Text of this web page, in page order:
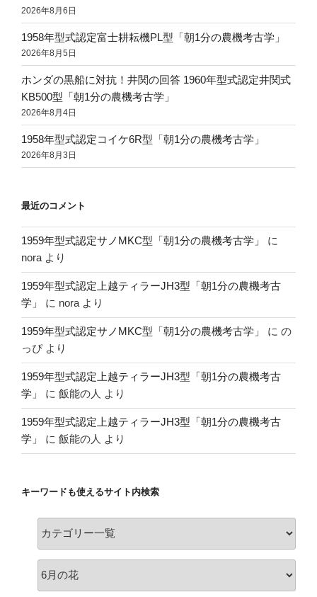
2026年8月6日
1958年型式認定富士耕耘機PL型「朝1分の農機考古学」
2026年8月5日
ホンダの黒船に対抗！井関の回答 1960年型式認定井関式
KB500型「朝1分の農機考古学」
2026年8月4日
1958年型式認定コイケ6R型「朝1分の農機考古学」
2026年8月3日
最近のコメント
1959年型式認定サノMKC型「朝1分の農機考古学」
に
nora より
1959年型式認定上越ティラーJH3型「朝1分の農機考古
学」
に nora より
1959年型式認定サノMKC型「朝1分の農機考古学」 に の
っぴより
1959年型式認定上越ティラーJH3型「朝1分の農機考古
学」
に 飯能の人 より
1959年型式認定上越ティラーJH3型「朝1分の農機考古
学」
に 飯能の人 より
キーワードも使えるサイト内検索